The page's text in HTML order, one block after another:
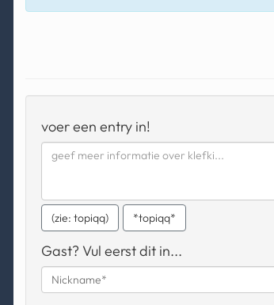
voer een entry in!
(zie: topiqq) *topiqq*
Gast? Vul eerst dit in...